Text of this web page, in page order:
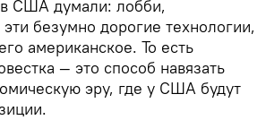
в США думали: лобби,
безумно дорогие технологии,
американское. То есть
— это способ навязать
эру, где у США будут